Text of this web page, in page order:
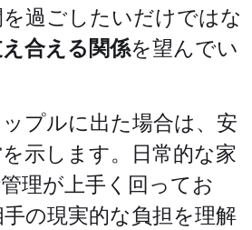
過ごしたいだけではな
合える関係を望んでい
プルに出た場合は、安
示します。日常的な家
理が上手く回ってお
の現実的な負担を理解